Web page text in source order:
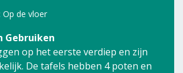
Op de vloer
Gebruiken
op het eerste verdiep en zijn
De tafels hebben 4 poten en